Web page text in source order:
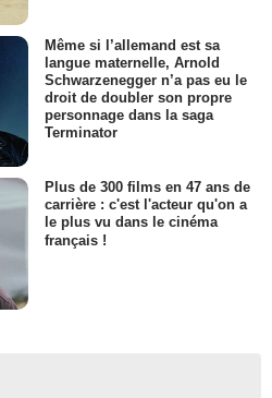
Même si l’allemand est sa
langue maternelle, Arnold
Schwarzenegger n’a pas eu le
droit de doubler son propre
personnage dans la saga
Terminator
Plus de 300 films en 47 ans de
carrière : c'est l'acteur qu'on a
le plus vu dans le cinéma
français !